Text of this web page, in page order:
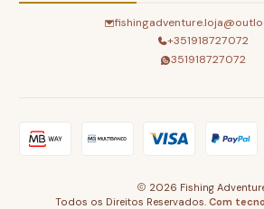
+351918727072
351918727072
2026 Fishing
Todos os Direitos Reservados. Com